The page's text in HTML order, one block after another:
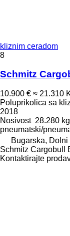
kliznim ceradom
8
Schmitz
10.900 € ≈ 21.310
Poluprikolica sa
2018
Nosivost 28.280 kg
pneumatski/
Bugarska, Dolni
Schmitz Cargobull
Kontaktirajte